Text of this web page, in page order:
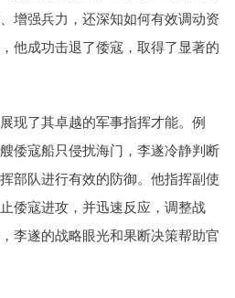
增强兵力，还深知如何有效调动资
他成功击退了倭寇，取得了显著的
现了其卓越的军事指挥才能。例
倭寇船只侵扰海门，李遂冷静判断
部队进行有效的防御。他指挥副使
倭寇进攻，并迅速反应，调整战
李遂的战略眼光和果断决策帮助官